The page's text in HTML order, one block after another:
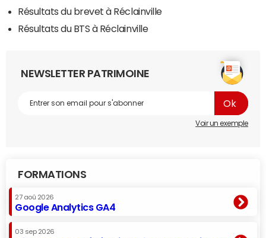
Résultats du brevet à Réclainville
Résultats du BTS à Réclainville
NEWSLETTER PATRIMOINE
Voir un exemple
FORMATIONS
27 aoû 2026
Google Analytics GA4
03 sep 2026